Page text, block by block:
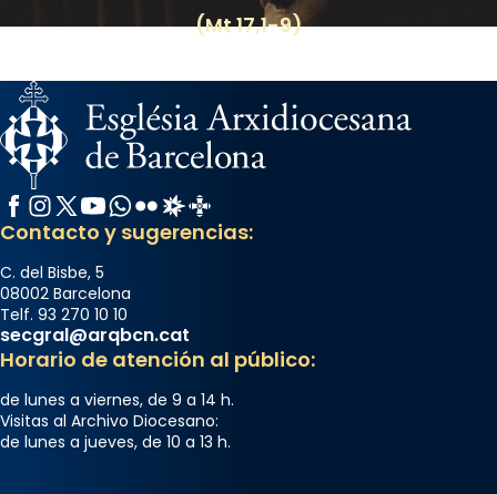
(Mt 17,1-9)
Facebook
Instagram
X / Twitter
YouTube
WhatsApp
FlickrRadio Estel
Catalunya Cristiana
Contacto y sugerencias:
C. del Bisbe, 5
08002 Barcelona
Telf. 93 270 10 10
secgral@arqbcn.cat
Horario de atención al público:
de lunes a viernes, de 9 a 14 h.
Visitas al Archivo Diocesano:
de lunes a jueves, de 10 a 13 h.